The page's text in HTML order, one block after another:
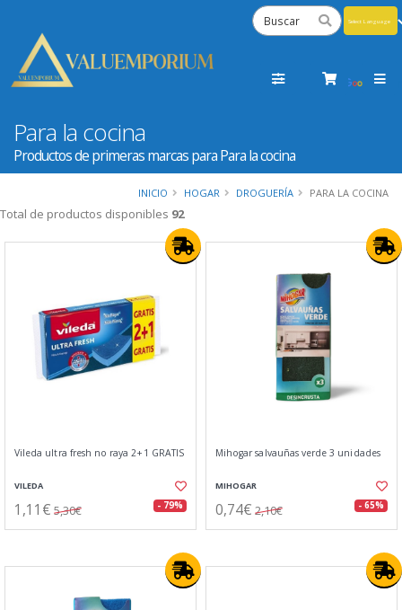
Para la cocina
Productos de primeras marcas para Para la cocina
INICIO HOGAR DROGUERÍA PARA LA COCINA
Total de productos disponibles 92
Vileda ultra fresh no raya 2+1 GRATIS
VILEDA
1,11€ 5,30€ - 79%
Mihogar salvauñas verde 3 unidades
MIHOGAR
0,74€ 2,10€ - 65%